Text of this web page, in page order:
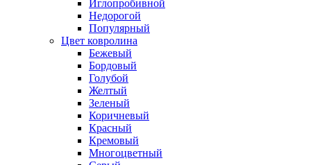
Иглопробивной
Недорогой
Популярный
Цвет ковролина
Бежевый
Бордовый
Голубой
Желтый
Зеленый
Коричневый
Красный
Кремовый
Многоцветный